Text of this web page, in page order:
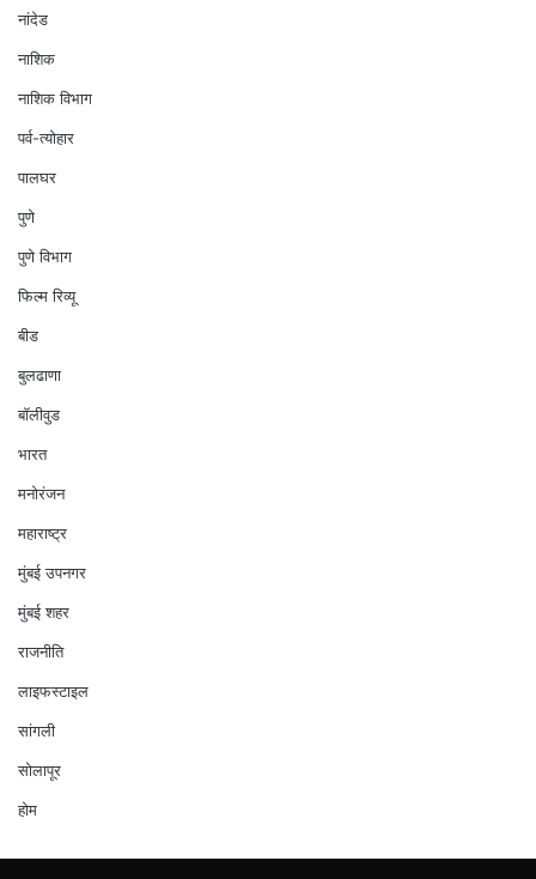
नांदेड
नाशिक
नाशिक विभाग
पर्व-त्योहार
पालघर
पुणे
पुणे विभाग
फिल्म रिव्यू
बीड
बुलढाणा
बॉलीवुड
भारत
मनोरंजन
महाराष्ट्र
मुंबई उपनगर
मुंबई शहर
राजनीति
लाइफस्टाइल
सांगली
सोलापूर
होम